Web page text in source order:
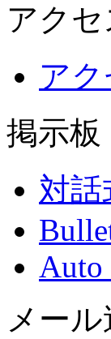
アク
ア
掲示板
対
Auto
メー